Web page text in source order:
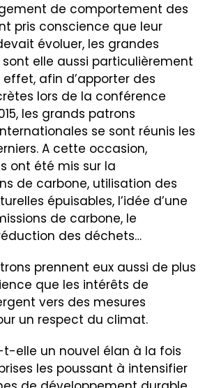
de comportement des
pris conscience que leur
évoluer, les grandes
sont elle aussi particulièrement
effet, afin d’apporter des
lors de la conférence
les grands patrons
se sont réunis les
A cette occasion,
ont été mis sur la
de carbone, utilisation des
épuisables, l’idée d’une
de carbone, le
des déchets…
prennent eux aussi de plus
que les intérêts de
vers des mesures
un respect du climat.
t-elle un nouvel élan à la fois
les poussant à intensifier